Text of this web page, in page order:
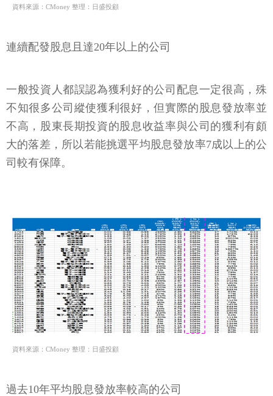
資料來源：CMoney 整理：日盛投顧
連續配發股息且達20年以上的公司
一般投資人都誤認為獲利好的公司配息一定很高，殊
不知很多公司縱使獲利很好，但實際的股息發放率並
不高，股東長期投資的股息收益率與公司的獲利有頗
大的落差，所以若能挑選平均股息發放率7成以上的公
司較有保障。
資料來源：CMoney 整理：日盛投顧
過去10年平均股息發放率較高的公司